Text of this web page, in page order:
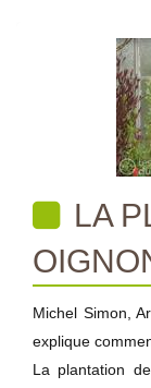
LA
Michel Simon,
explique
La plantation